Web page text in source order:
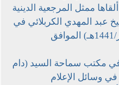
ممثل المرجعية الدينية
عبد المهدي الكربلائي في
يوم الجمعة (9/ربيع الآخر/1441هـ) الموافق
مكتب سماحة السيد (دام
وسائل الإعلام